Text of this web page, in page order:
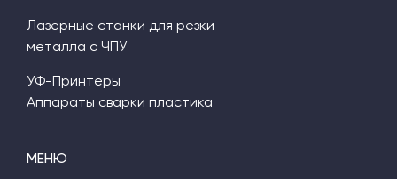
МЕНЮ
Лазерные станки для резки
металла с ЧПУ
УФ-Принтеры
Аппараты сварки пластика